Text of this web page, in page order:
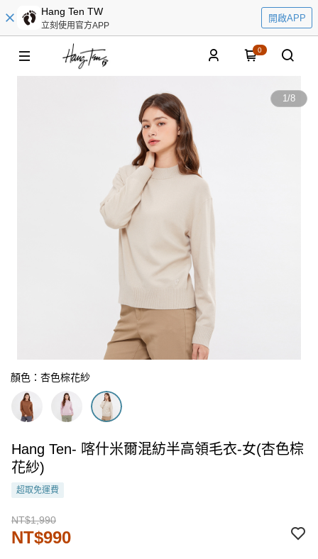
Hang Ten TW
立刻使用官方APP
開啟APP
0
1/8
顏色：杏色棕花紗
Hang Ten- 喀什米爾混紡半高領毛衣-女(杏色棕
花紗)
超取免運費
NT$1,990
NT$990